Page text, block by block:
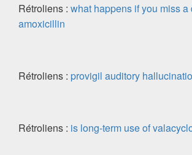
Rétroliens : what happens if you miss a
amoxicillin
Rétroliens : provigil auditory
Rétroliens : is long-term use of